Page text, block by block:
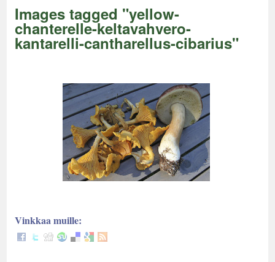
Images tagged "yellow-
chanterelle-keltavahvero-
kantarelli-cantharellus-cibarius"
Vinkkaa muille: